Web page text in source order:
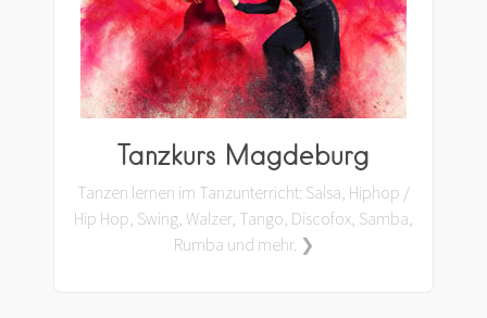
Tanzkurs Magdeburg
Tanzen lernen im Tanzunterricht: Salsa, Hiphop /
Hip Hop, Swing, Walzer, Tango, Discofox, Samba,
Rumba und mehr. ❯